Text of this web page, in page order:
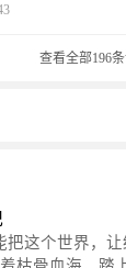
查看全部196
这个世界，让给